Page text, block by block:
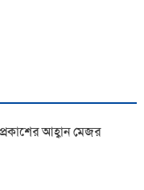
আহ্বান মেজর